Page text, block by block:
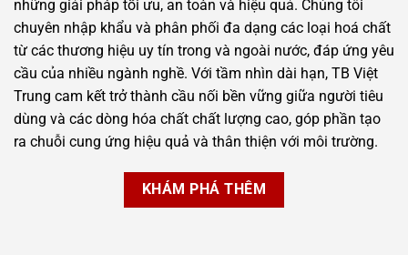
những giải pháp tối ưu, an toàn và hiệu quả. Chúng tôi
chuyên nhập khẩu và phân phối đa dạng các loại hoá chất
từ các thương hiệu uy tín trong và ngoài nước, đáp ứng yêu
cầu của nhiều ngành nghề. Với tầm nhìn dài hạn, TB Việt
Trung cam kết trở thành cầu nối bền vững giữa người tiêu
dùng và các dòng hóa chất chất lượng cao, góp phần tạo
ra chuỗi cung ứng hiệu quả và thân thiện với môi trường.
KHÁM PHÁ THÊM